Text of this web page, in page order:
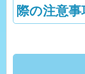
際の注意